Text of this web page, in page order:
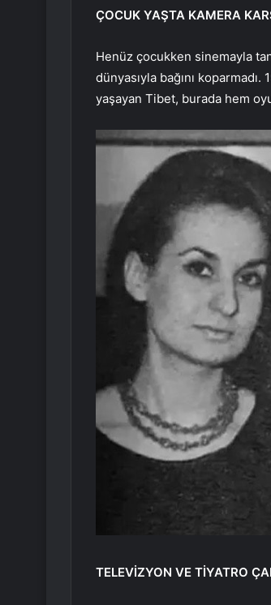
ÇOCUK YAŞTA KAMERA
Henüz çocukken sinemayla
dünyasıyla bağını
yaşayan Tibet, burada hem
TELEVİZYON VE TİYATRO